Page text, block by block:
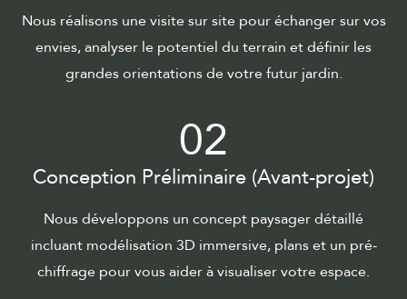
Nous réalisons une visite sur site pour échanger sur vos
envies, analyser le potentiel du terrain et définir les
grandes orientations de votre futur jardin.
02
Conception Préliminaire (Avant-projet)
Nous développons un concept paysager détaillé
incluant modélisation 3D immersive, plans et un pré-
chiffrage pour vous aider à visualiser votre espace.